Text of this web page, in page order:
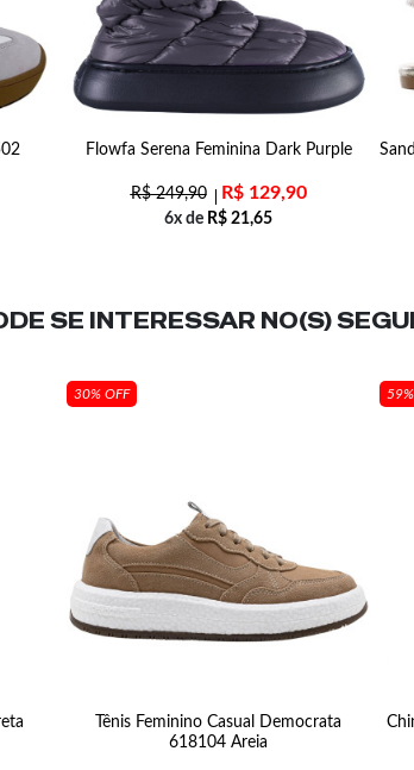
Flowfa Serena Feminina Dark Purple
R$249,90 R$129,90
6x de R$ 21,65
SE INTERESSAR NO(S)
30% OFF
Tênis Feminino Casual Democrata
618104 Areia